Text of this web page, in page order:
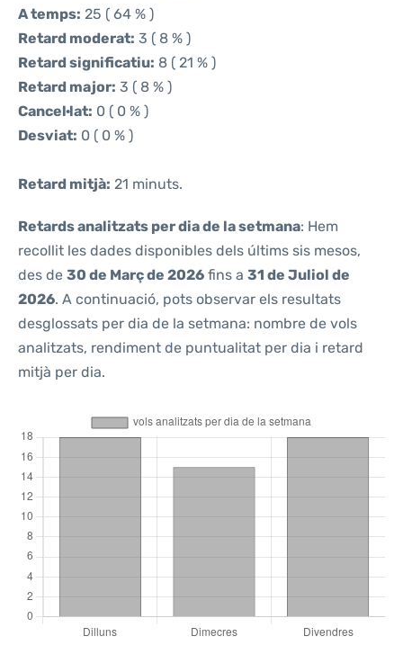
A temps: 25 ( 64 % )
Retard moderat: 3 ( 8 % )
Retard significatiu: 8 ( 21 % )
Retard major: 3 ( 8 % )
Cancel·lat: 0 ( 0 % )
Desviat: 0 ( 0 % )
Retard mitjà: 21 minuts.
Retards analitzats per dia de la setmana: Hem
recollit les dades disponibles dels últims sis mesos,
des de 30 de Març de 2026 fins a 31 de Juliol de
2026. A continuació, pots observar els resultats
desglossats per dia de la setmana: nombre de vols
analitzats, rendiment de puntualitat per dia i retard
mitjà per dia.